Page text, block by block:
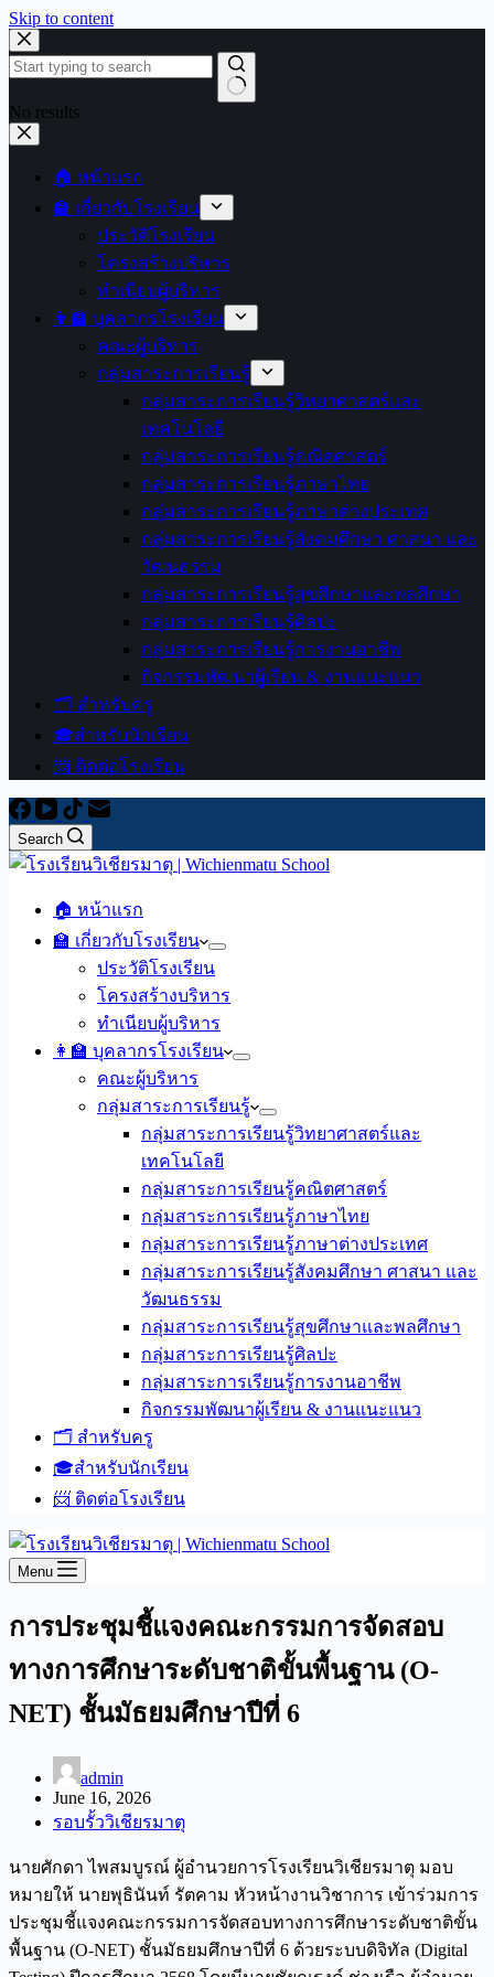
Skip to content
No results
🏠 หน้าแรก
🏫 เกี่ยวกับโรงเรียน
ประวัติโรงเรียน
โครงสร้างบริหาร
ทำเนียบผู้บริหาร
👩‍🏫 บุคลากรโรงเรียน
คณะผู้บริหาร
กลุ่มสาระการเรียนรู้
กลุ่มสาระการเรียนรู้วิทยาศาสตร์และ
เทคโนโลยี
กลุ่มสาระการเรียนรู้คณิตศาสตร์
กลุ่มสาระการเรียนรู้ภาษาไทย
กลุ่มสาระการเรียนรู้ภาษาต่างประเทศ
กลุ่มสาระการเรียนรู้สังคมศึกษา ศาสนา และ
วัฒนธรรม
กลุ่มสาระการเรียนรู้สุขศึกษาและพลศึกษา
กลุ่มสาระการเรียนรู้ศิลปะ
กลุ่มสาระการเรียนรู้การงานอาชีพ
กิจกรรมพัฒนาผู้เรียน & งานแนะแนว
🗂️ สำหรับครู
🎓สำหรับนักเรียน
📨 ติดต่อโรงเรียน
Search
🏠 หน้าแรก
🏫 เกี่ยวกับโรงเรียน
ประวัติโรงเรียน
โครงสร้างบริหาร
ทำเนียบผู้บริหาร
👩‍🏫 บุคลากรโรงเรียน
คณะผู้บริหาร
กลุ่มสาระการเรียนรู้
กลุ่มสาระการเรียนรู้วิทยาศาสตร์และ
เทคโนโลยี
กลุ่มสาระการเรียนรู้คณิตศาสตร์
กลุ่มสาระการเรียนรู้ภาษาไทย
กลุ่มสาระการเรียนรู้ภาษาต่างประเทศ
กลุ่มสาระการเรียนรู้สังคมศึกษา ศาสนา และ
วัฒนธรรม
กลุ่มสาระการเรียนรู้สุขศึกษาและพลศึกษา
กลุ่มสาระการเรียนรู้ศิลปะ
กลุ่มสาระการเรียนรู้การงานอาชีพ
กิจกรรมพัฒนาผู้เรียน & งานแนะแนว
🗂️ สำหรับครู
🎓สำหรับนักเรียน
📨 ติดต่อโรงเรียน
Menu
การประชุมชี้แจงคณะกรรมการจัดสอบ
ทางการศึกษาระดับชาติขั้นพื้นฐาน (O-
NET) ชั้นมัธยมศึกษาปีที่ 6
admin
June 16, 2026
รอบรั้ววิเชียรมาตุ
นายศักดา ไพสมบูรณ์ ผู้อำนวยการโรงเรียนวิเชียรมาตุ มอบ
หมายให้ นายพุธินันท์ รัตคาม หัวหน้างานวิชาการ เข้าร่วมการ
ประชุมชี้แจงคณะกรรมการจัดสอบทางการศึกษาระดับชาติขั้น
พื้นฐาน (O-NET) ชั้นมัธยมศึกษาปีที่ 6 ด้วยระบบดิจิทัล (Digital